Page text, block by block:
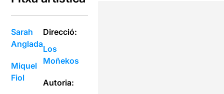
Sarah
Anglada
Miquel
Fiol
Direcció:
Los
Moñekos
Autoria: